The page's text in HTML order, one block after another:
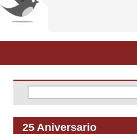
25 Aniversario